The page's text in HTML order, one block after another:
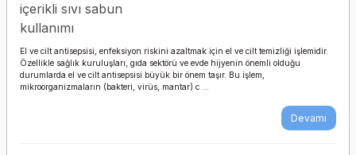
içerikli sıvı sabun
kullanımı
El ve cilt antisepsisi, enfeksiyon riskini azaltmak için el ve cilt temizliği işlemidir.
Özellikle sağlık kuruluşları, gıda sektörü ve evde hijyenin önemli olduğu
durumlarda el ve cilt antisepsisi büyük bir önem taşır. Bu işlem,
mikroorganizmaların (bakteri, virüs, mantar) c ...
Devamı